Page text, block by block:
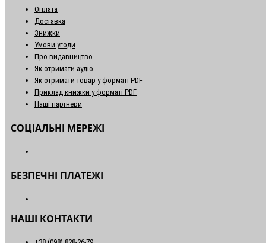
Оплата
Доставка
Знижки
Умови угоди
Про видавництво
Як отримати аудіо
Як отримати товар у форматі PDF
Приклад книжки у форматі PDF
Наші партнери
СОЦІАЛЬНІ МЕРЕЖІ
БЕЗПЕЧНІ ПЛАТЕЖІ
НАШІ КОНТАКТИ